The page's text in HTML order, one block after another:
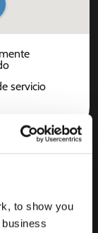
to show you
servicio